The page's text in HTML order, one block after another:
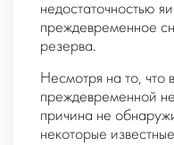
недостаточностью
преждевременное
резерва.
Несмотря на то, что
преждевременной
причина не
некоторые